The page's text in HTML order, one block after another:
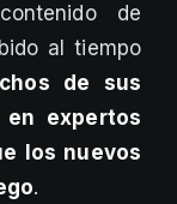
de
al tiempo
de sus
expertos
los nuevos
.